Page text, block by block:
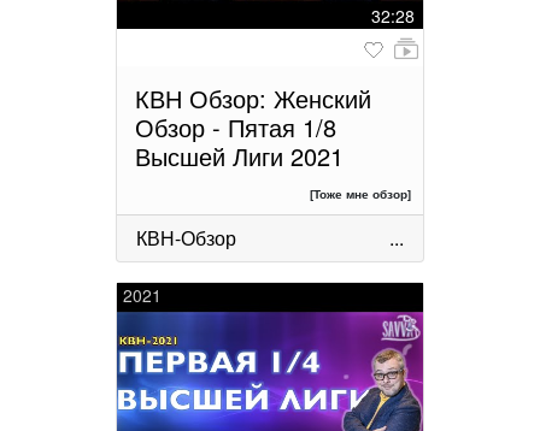
32:28
КВН Обзор: Женский
Обзор - Пятая 1/8
Высшей Лиги 2021
[Тоже мне обзор]
КВН-Обзор ...
2021